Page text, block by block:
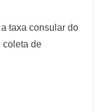
taxa consular do
coleta de